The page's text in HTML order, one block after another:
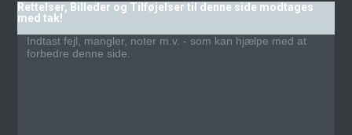
Rettelser, Billeder og Tilføjelser til denne side modtages
med tak!